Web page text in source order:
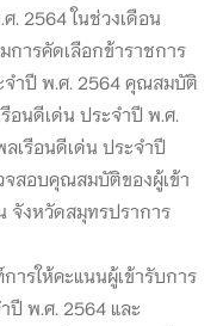
. 2564 ในช่วงเดือน
ารคัดเลือกข้าราชการ
จำปี พ.ศ. 2564 คุณสมบัติ
อนดีเด่น ประจำปี พ.ศ.
เรือนดีเด่น ประจำปี
สอบคุณสมบัติของผู้เข้า
จังหวัดสมุทรปราการ
รให้คะแนนผู้เข้ารับการ
ปี พ.ศ. 2564 และ